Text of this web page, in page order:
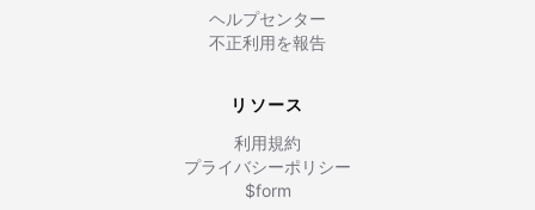
ヘルプセンター
不正利用を報告
リソース
利用規約
プライバシーポリシー
$form